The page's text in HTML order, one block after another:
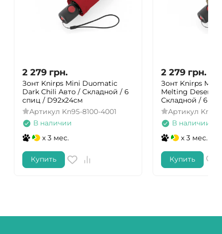
2 279 грн.
Зонт Knirps Mini Duomatic
Dark Chili Авто / Складной / 6
спиц / D92x24см
Артикул Kn95-8100-4001
В наличии
x 3 мес.
Купить
2 279 грн.
Зонт Knirps
Melting Desert
Складной / 6
Артикул
В наличии
x 3 мес.
Купить